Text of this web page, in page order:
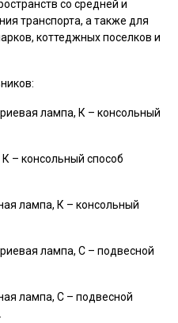
со средней и
транспорта, а также для
коттеджных поселков и
лампа, К – консольный
– консольный способ
лампа, К – консольный
лампа, С – подвесной
лампа, С – подвесной